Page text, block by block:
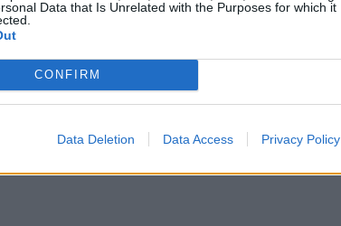
Data that Is Unrelated with the Purposes for which it
CONFIRM
Data Deletion Data Access Privacy Policy